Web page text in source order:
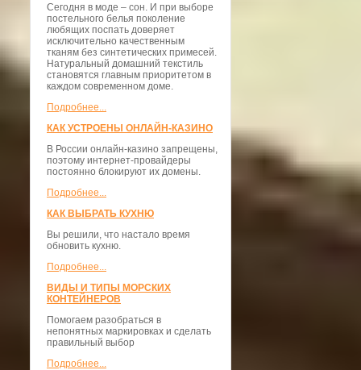
Сегодня в моде – сон. И при выборе
постельного белья поколение
любящих поспать доверяет
исключительно качественным
тканям без синтетических примесей.
Натуральный домашний текстиль
становятся главным приоритетом в
каждом современном доме.
Подробнее...
КАК УСТРОЕНЫ ОНЛАЙН-КАЗИНО
В России онлайн-казино запрещены,
поэтому интернет-провайдеры
постоянно блокируют их домены.
Подробнее...
КАК ВЫБРАТЬ КУХНЮ
Вы решили, что настало время
обновить кухню.
Подробнее...
ВИДЫ И ТИПЫ МОРСКИХ
КОНТЕЙНЕРОВ
Помогаем разобраться в
непонятных маркировках и сделать
правильный выбор
Подробнее...